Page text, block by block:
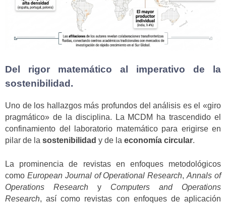
Del rigor matemático al imperativo de la
sostenibilidad.
Uno de los hallazgos más profundos del análisis es el «giro
pragmático» de la disciplina. La MCDM ha trascendido el
confinamiento del laboratorio matemático para erigirse en
pilar de la sostenibilidad y de la economía circular.
La prominencia de revistas en enfoques metodológicos
como European Journal of Operational Research,Annals of
Operations Research y Computers and Operations
Research, así como revistas con enfoques de aplicación